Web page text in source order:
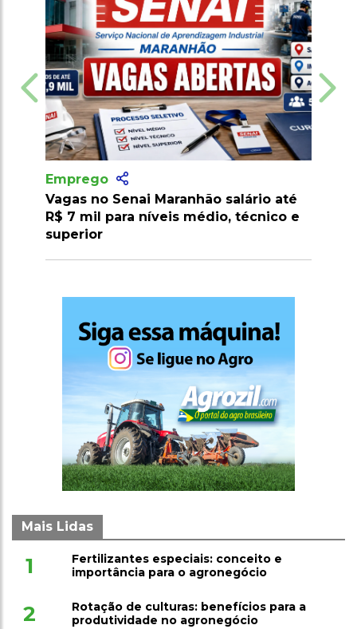
Emprego
Provão Paulista: mais de 15 mil vagas
gratuitas em instituições públicas de
São Paulo
Mais Lidas
1
Fertilizantes especiais: conceito e
importância para o agronegócio
2
Rotação de culturas: benefícios para a
produtividade no agronegócio